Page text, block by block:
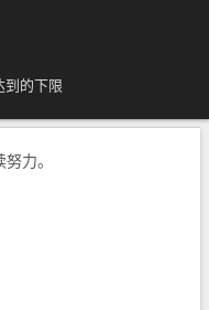
到的下限
力。